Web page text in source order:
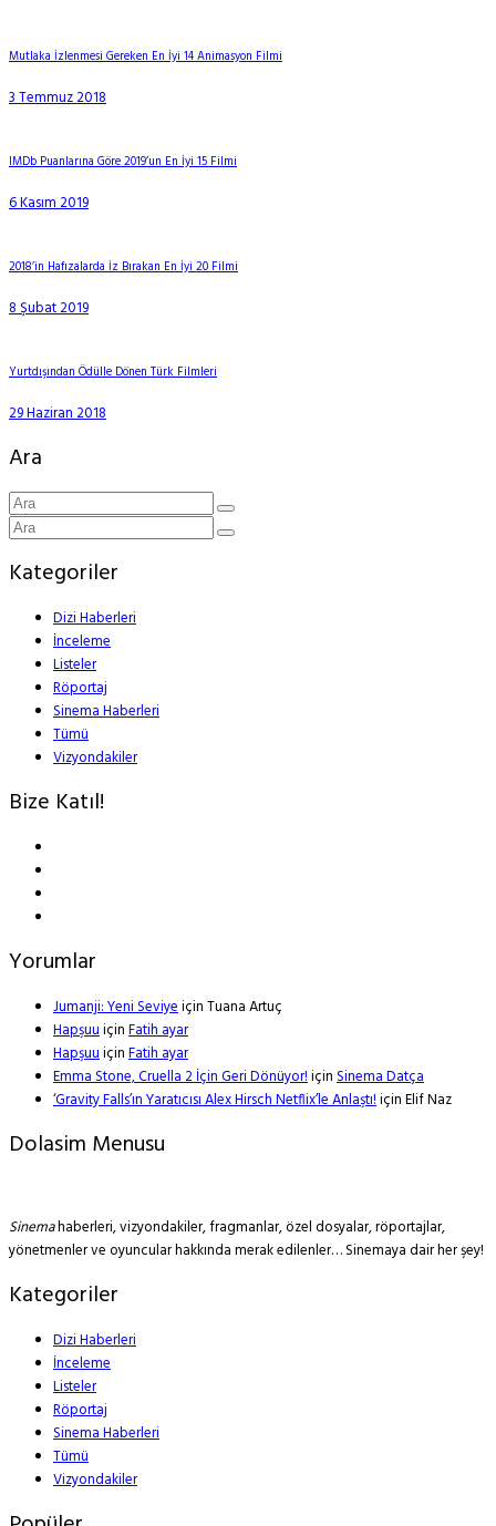
Mutlaka İzlenmesi Gereken En İyi 14 Animasyon Filmi
3 Temmuz 2018
IMDb Puanlarına Göre 2019’un En İyi 15 Filmi
6 Kasım 2019
2018’in Hafızalarda İz Bırakan En İyi 20 Filmi
8 Şubat 2019
Yurtdışından Ödülle Dönen Türk Filmleri
29 Haziran 2018
Ara
Kategoriler
Dizi Haberleri
İnceleme
Listeler
Röportaj
Sinema Haberleri
Tümü
Vizyondakiler
Bize Katıl!
Yorumlar
Jumanji: Yeni SeviyeiçinTuana Artuç
HapşuuiçinFatih ayar
HapşuuiçinFatih ayar
Emma Stone, Cruella 2 İçin Geri Dönüyor!içinSinema Datça
‘Gravity Falls’ın Yaratıcısı Alex Hirsch Netflix’le Anlaştı!içinElif Naz
Dolasim Menusu
Sinemahaberleri, vizyondakiler, fragmanlar, özel dosyalar, röportajlar,
yönetmenler ve oyuncular hakkında merak edilenler… Sinemaya dair her şey!
Kategoriler
Dizi Haberleri
İnceleme
Listeler
Röportaj
Sinema Haberleri
Tümü
Vizyondakiler